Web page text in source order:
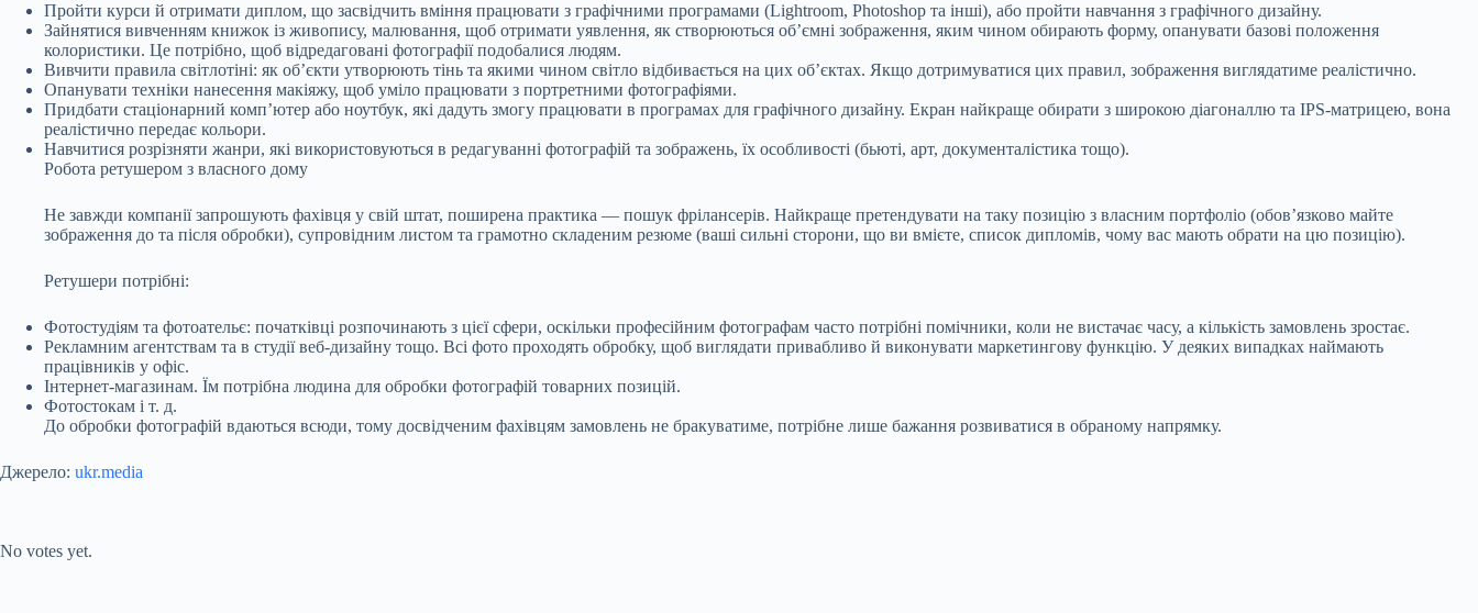
Пройти курси й отримати диплом, що засвідчить вміння працювати з графічними програмами (Lightroom, Photoshop та інші), або пройти навчання з графічного дизайну.
Зайнятися вивченням книжок із живопису, малювання, щоб отримати уявлення, як створюються об’ємні зображення, яким чином обирають форму, опанувати базові положення
колористики. Це потрібно, щоб відредаговані фотографії подобалися людям.
Вивчити правила світлотіні: як об’єкти утворюють тінь та якими чином світло відбивається на цих об’єктах. Якщо дотримуватися цих правил, зображення виглядатиме реалістично.
Опанувати техніки нанесення макіяжу, щоб уміло працювати з портретними фотографіями.
Придбати стаціонарний комп’ютер або ноутбук, які дадуть змогу працювати в програмах для графічного дизайну. Екран найкраще обирати з широкою діагоналлю та IPS-матрицею, вона
реалістично передає кольори.
Навчитися розрізняти жанри, які використовуються в редагуванні фотографій та зображень, їх особливості (бьюті, арт, документалістика тощо).
Робота ретушером з власного дому
Не завжди компанії запрошують фахівця у свій штат, поширена практика ― пошук фрілансерів. Найкраще претендувати на таку позицію з власним портфоліо (обов’язково майте
зображення до та після обробки), супровідним листом та грамотно складеним резюме (ваші сильні сторони, що ви вмієте, список дипломів, чому вас мають обрати на цю позицію).
Ретушери потрібні:
Фотостудіям та фотоательє: початківці розпочинають з цієї сфери, оскільки професійним фотографам часто потрібні помічники, коли не вистачає часу, а кількість замовлень зростає.
Рекламним агентствам та в студії веб-дизайну тощо. Всі фото проходять обробку, щоб виглядати привабливо й виконувати маркетингову функцію. У деяких випадках наймають
працівників у офіс.
Інтернет-магазинам. Їм потрібна людина для обробки фотографій товарних позицій.
Фотостокам і т. д.
До обробки фотографій вдаються всюди, тому досвідченим фахівцям замовлень не бракуватиме, потрібне лише бажання розвиватися в обраному напрямку.
Джерело: ukr.media
No votes yet.